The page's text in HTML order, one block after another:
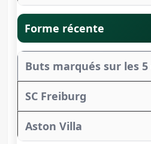
Forme récente
Buts marqués sur les